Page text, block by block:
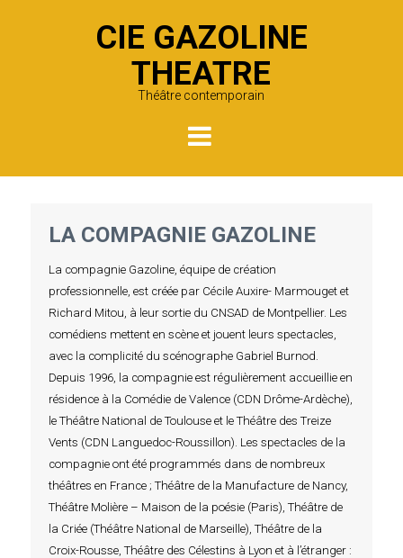
CIE GAZOLINE
THEATRE
Théâtre contemporain
LA COMPAGNIE GAZOLINE
La compagnie Gazoline, équipe de création
professionnelle, est créée par Cécile Auxire- Marmouget et
Richard Mitou, à leur sortie du CNSAD de Montpellier. Les
comédiens mettent en scène et jouent leurs spectacles,
avec la complicité du scénographe Gabriel Burnod.
Depuis 1996, la compagnie est régulièrement accueillie en
résidence à la Comédie de Valence (CDN Drôme-Ardèche),
le Théâtre National de Toulouse et le Théâtre des Treize
Vents (CDN Languedoc-Roussillon). Les spectacles de la
compagnie ont été programmés dans de nombreux
théâtres en France ; Théâtre de la Manufacture de Nancy,
Théâtre Molière – Maison de la poésie (Paris), Théâtre de
la Criée (Théâtre National de Marseille), Théâtre de la
Croix-Rousse, Théâtre des Célestins à Lyon et à l’étranger :